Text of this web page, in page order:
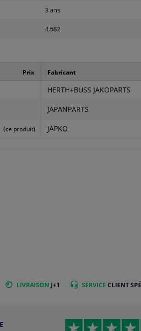
3 ans
4,582
Prix
(ce produit)
Fabricant
HERTH+BUSS JAKOPARTS
JAPANPARTS
JAPKO
LIVRAISON J+1 SERVICE CLIENT